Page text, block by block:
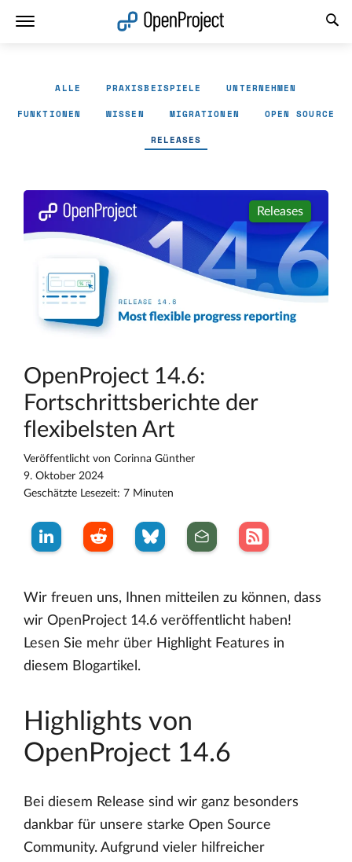
ALLE PRAXISBEISPIELE UNTERNEHMEN
FUNKTIONEN WISSEN MIGRATIONEN OPEN SOURCE
RELEASES
Releases
OpenProject 14.6:
Fortschrittsberichte der
flexibelsten Art
Veröffentlicht von Corinna Günther
9. Oktober 2024
Geschätzte Lesezeit: 7 Minuten
Wir freuen uns, Ihnen mitteilen zu können, dass
wir OpenProject 14.6 veröffentlicht haben!
Lesen Sie mehr über Highlight Features in
diesem Blogartikel.
Highlights von
OpenProject 14.6
Bei diesem Release sind wir ganz besonders
dankbar für unsere starke Open Source
Community. Aufgrund vieler hilfreicher
Link in neuem Tab öffnen